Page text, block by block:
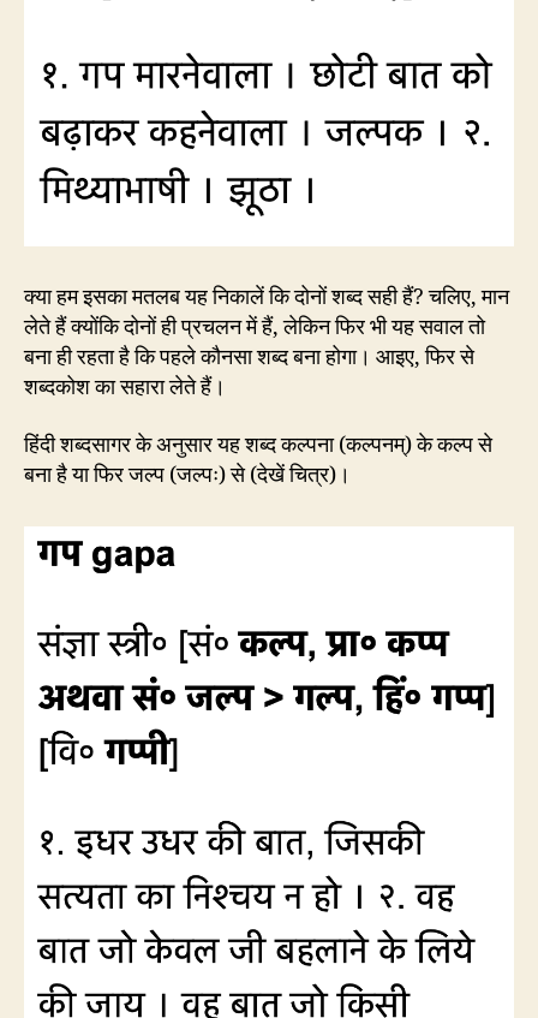
क्या हम इसका मतलब यह निकालें कि दोनों शब्द सही हैं? चलिए, मान
लेते हैं क्योंकि दोनों ही प्रचलन में हैं, लेकिन फिर भी यह सवाल तो
बना ही रहता है कि पहले कौनसा शब्द बना होगा। आइए, फिर से
शब्दकोश का सहारा लेते हैं।
हिंदी शब्दसागर के अनुसार यह शब्द कल्पना (कल्पनम्) के कल्प से
बना है या फिर जल्प (जल्पः) से (देखें चित्र)।